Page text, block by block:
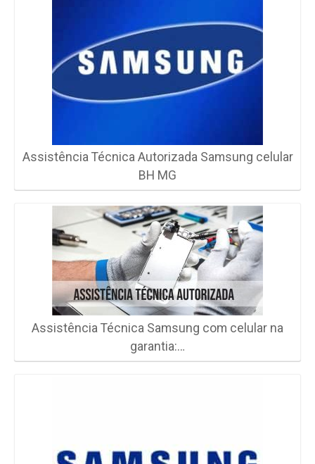
Assistência Técnica Autorizada Samsung celular
BH MG
Assistência Técnica Samsung com celular na
garantia:…